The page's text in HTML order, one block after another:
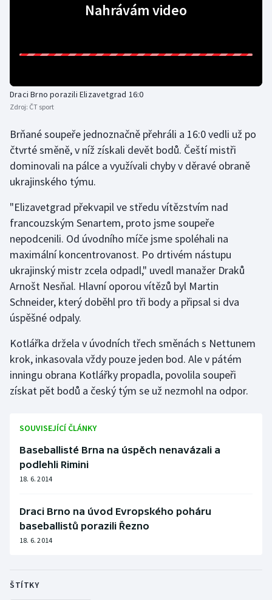
Jezdectví
Krasobruslení
Lezení
Lyže a snowboard
Moderní pětiboj
Motorsport
Olympijské hry
Plavání
Plážový volejbal
Rychlobruslení
Rychlostní kanoistika
Short track
Sportovní střelba
Nahrávám video
Draci Brno porazili Elizavetgrad 16:0
Zdroj: ČT sport
Brňané soupeře jednoznačně přehráli a 16:0 vedli už po
čtvrté směně, v níž získali devět bodů. Čeští mistři
dominovali na pálce a využívali chyby v děravé obraně
ukrajinského týmu.
"Elizavetgrad překvapil ve středu vítězstvím nad
francouzským Senartem, proto jsme soupeře
nepodcenili. Od úvodního míče jsme spoléhali na
maximální koncentrovanost. Po drtivém nástupu
ukrajinský mistr zcela odpadl," uvedl manažer Draků
Arnošt Nesňal. Hlavní oporou vítězů byl Martin
Schneider, který doběhl pro tři body a připsal si dva
úspěšné odpaly.
Kotlářka držela v úvodních třech směnách s Nettunem
krok, inkasovala vždy pouze jeden bod. Ale v pátém
inningu obrana Kotlářky propadla, povolila soupeři
získat pět bodů a český tým se už nezmohl na odpor.
SOUVISEJÍCÍ ČLÁNKY
Baseballisté Brna na úspěch nenavázali a
podlehli Rimini
18. 6. 2014
Draci Brno na úvod Evropského poháru
baseballistů porazili Řezno
18. 6. 2014
ŠTÍTKY